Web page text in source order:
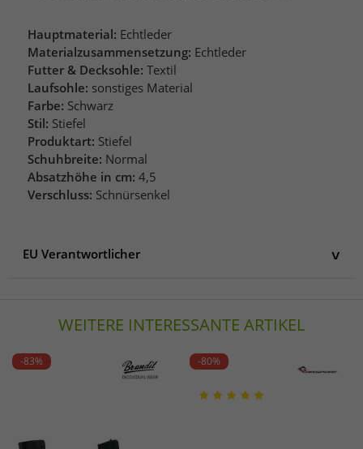
Hauptmaterial: Echtleder
Materialzusammensetzung: Echtleder
Futter & Decksohle: Textil
Laufsohle: sonstiges Material
Farbe: Schwarz
Stil: Stiefel
Produktart: Stiefel
Schuhbreite: Normal
Absatzhöhe in cm: 4,5
Verschluss: Schnürsenkel
EU Verantwortlicher
Hölderlinstraße 15
Deutschland
WEITERE INTERESSANTE ARTIKEL
-83% -80%